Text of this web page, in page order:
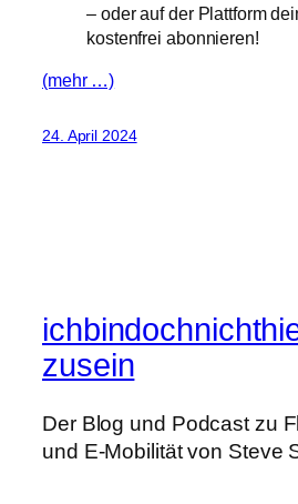
– oder auf der Plattform
kostenfrei abonnieren!
(mehr …)
24. April 2024
zusein
Der Blog und Podcast zu
und E-Mobilität von Steve